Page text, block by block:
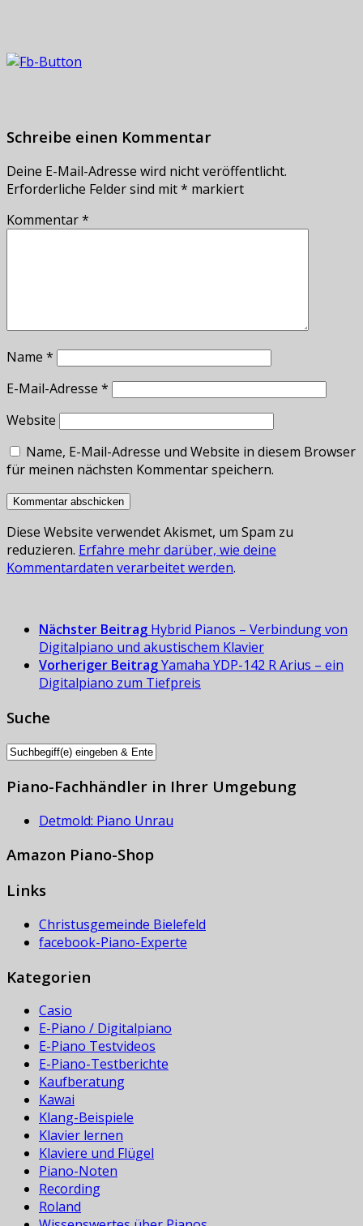
Schreibe einen Kommentar
Deine E-Mail-Adresse wird nicht veröffentlicht.
Erforderliche Felder sind mit* markiert
Kommentar*
Name *
E-Mail-Adresse *
Website
Name, E-Mail-Adresse und Website in diesem Browser
für meinen nächsten Kommentar speichern.
Diese Website verwendet Akismet, um Spam zu
reduzieren. Erfahre mehr darüber, wie deine
Kommentardaten verarbeitet werden.
Nächster Beitrag Hybrid Pianos – Verbindung von
Digitalpiano und akustischem Klavier
Vorheriger BeitragYamaha YDP-142 R Arius – ein
Digitalpiano zum Tiefpreis
Suche
Piano-Fachhändler in Ihrer Umgebung
Detmold: Piano Unrau
Amazon Piano-Shop
Links
Christusgemeinde Bielefeld
facebook-Piano-Experte
Kategorien
Casio
E-Piano / Digitalpiano
E-Piano Testvideos
E-Piano-Testberichte
Kaufberatung
Kawai
Klang-Beispiele
Klavier lernen
Klaviere und Flügel
Piano-Noten
Recording
Roland